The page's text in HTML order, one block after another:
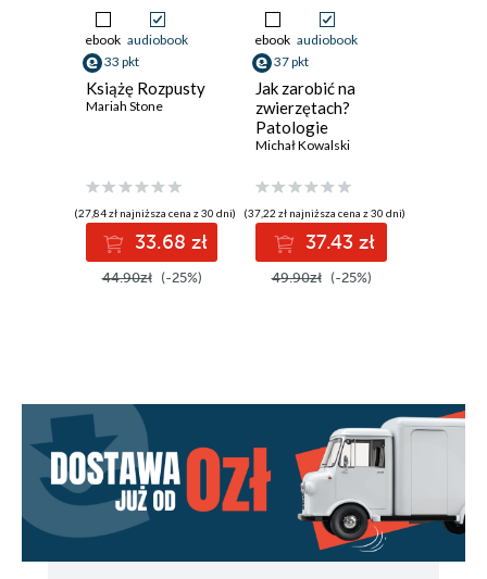
ebook audiobook
33 pkt
Książę Rozpusty
Mariah Stone
(27,84 zł najniższa cena z 30 dni)
33.68 zł
44.90zł (-25%)
ebook audiobook
37 pkt
Jak zarobić na
zwierzętach?
Patologie
petbiznesu
Michał Kowalski
(37,22 zł najniższa cena z 30 dni)
37.43 zł
49.90zł (-25%)